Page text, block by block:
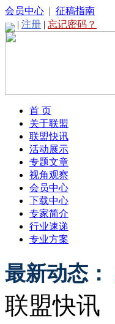
会员中心 | 征稿指南
| 注册 | 忘记密码？
首 页
关于联盟
联盟快讯
活动展示
专题文章
视角观察
会员中心
下载中心
专家简介
行业速递
专业方案
最新动态：
联盟快讯